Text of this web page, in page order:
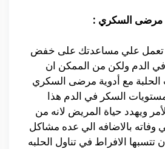
مرضى السكري :
تعمل علي مساعدتك على خفض
الدم ولكن من الممكن ان
الحلبة مع أدوية مرضى السكري
السكر في الدم هذا
ويهدد حياة المريض لانه من
وفاته بالاضافه الي عده مشاكل
الافراط في تناول الحلبه